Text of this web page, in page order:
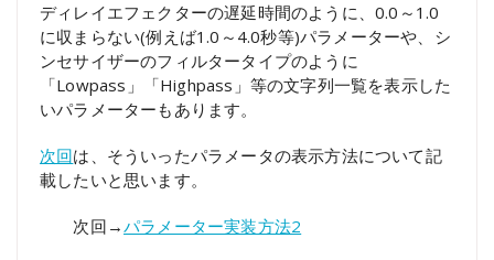
ディレイエフェクターの遅延時間のように、0.0～1.0
に収まらない(例えば1.0～4.0秒等)パラメーターや、シ
ンセサイザーのフィルタータイプのように
「Lowpass」「Highpass」等の文字列一覧を表示した
いパラメーターもあります。
次回は、そういったパラメータの表示方法について記
載したいと思います。
次回→パラメーター実装方法2